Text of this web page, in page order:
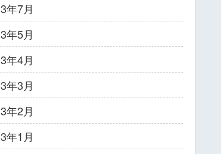
年7月
年5月
年4月
年3月
年2月
年1月